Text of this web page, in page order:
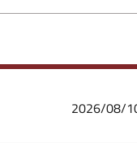
2026/08/